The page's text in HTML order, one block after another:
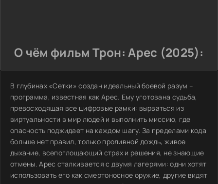
О чём фильм Трон: Арес (2025):
В глубинах «Сетки» создан идеальный боевой разум –
программа, известная как Арес. Ему уготована судьба,
превосходящая все цифровые рамки: вырваться из
виртуальности в мир людей и выполнить миссию, где
опасность поджидает на каждом шагу. За пределами кода
больше нет правил, только проливной дождь, живое
дыхание, всепоглощающий страх и решения, не знающие
отмены. Арес сталкивается с двумя лагерями: одни хотят
использовать его как смертоносное оружие, другие видят